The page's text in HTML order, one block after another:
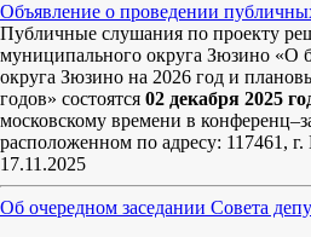
Объявление о проведении
Публичные слушания по проекту
муниципального округа Зюзино «О
округа Зюзино на 2026 год и
годов» состоятся 02 декабря 2025
московскому времени в
расположенном по адресу: 117461,
17.11.2025
Об очередном заседании Совета